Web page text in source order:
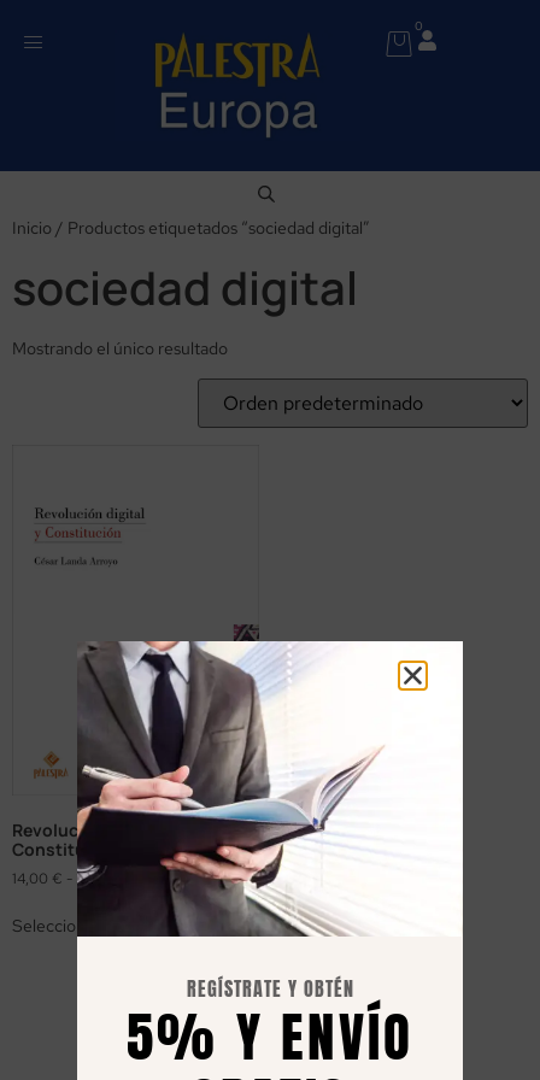
0
Inicio / Productos etiquetados “sociedad digital”
sociedad digital
Mostrando el único resultado
Revolución digital y
Constitución
14,00 € - 20,00
Seleccionar opciones
REGÍSTRATE Y OBTÉN
5% Y ENVÍO